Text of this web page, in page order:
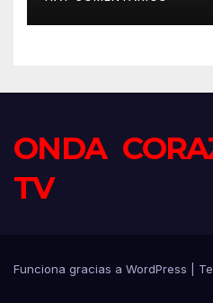
ONDA
TV
Funciona gracias a WordPress